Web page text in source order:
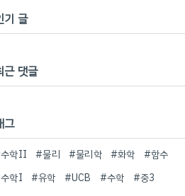
기 글
근 댓글
그
학II #물리 #물리학 #화학
#함수
학I
#유학 #UCB #수학 #중3